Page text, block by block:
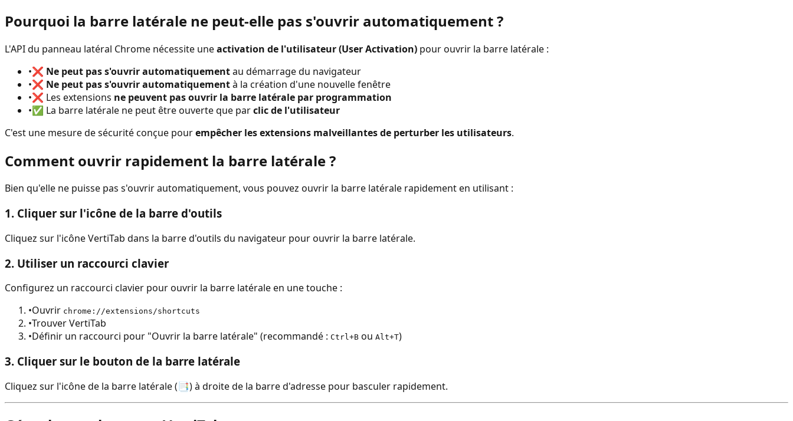
Pourquoi la barre latérale ne peut-elle pas s'ouvrir automatiquement ?
L'API du panneau latéral Chrome nécessite uneactivation de l'utilisateur (User Activation) pour ouvrir la barre latérale :
•❌ Ne peut pas s'ouvrir automatiquementau démarrage du navigateur
•❌ Ne peut pas s'ouvrir automatiquementà la création d'une nouvelle fenêtre
•❌ Les extensions ne peuvent pas ouvrir la barre latérale par programmation
•✅ La barre latérale ne peut être ouverte que parclic de l'utilisateur
C'est une mesure de sécurité conçue pourempêcher les extensions malveillantes de perturber les utilisateurs.
Comment ouvrir rapidement la barre latérale ?
Bien qu'elle ne puisse pas s'ouvrir automatiquement, vous pouvez ouvrir la barre latérale rapidement en utilisant :
1. Cliquer sur l'icône de la barre d'outils
Cliquez sur l'icône VertiTab dans la barre d'outils du navigateur pour ouvrir la barre latérale.
2. Utiliser un raccourci clavier
Configurez un raccourci clavier pour ouvrir la barre latérale en une touche :
•Ouvrir chrome://extensions/shortcuts
•Trouver VertiTab
•Définir un raccourci pour "Ouvrir la barre latérale" (recommandé : Ctrl+B ou Alt+T)
3. Cliquer sur le bouton de la barre latérale
Cliquez sur l'icône de la barre latérale (📑) à droite de la barre d'adresse pour basculer rapidement.